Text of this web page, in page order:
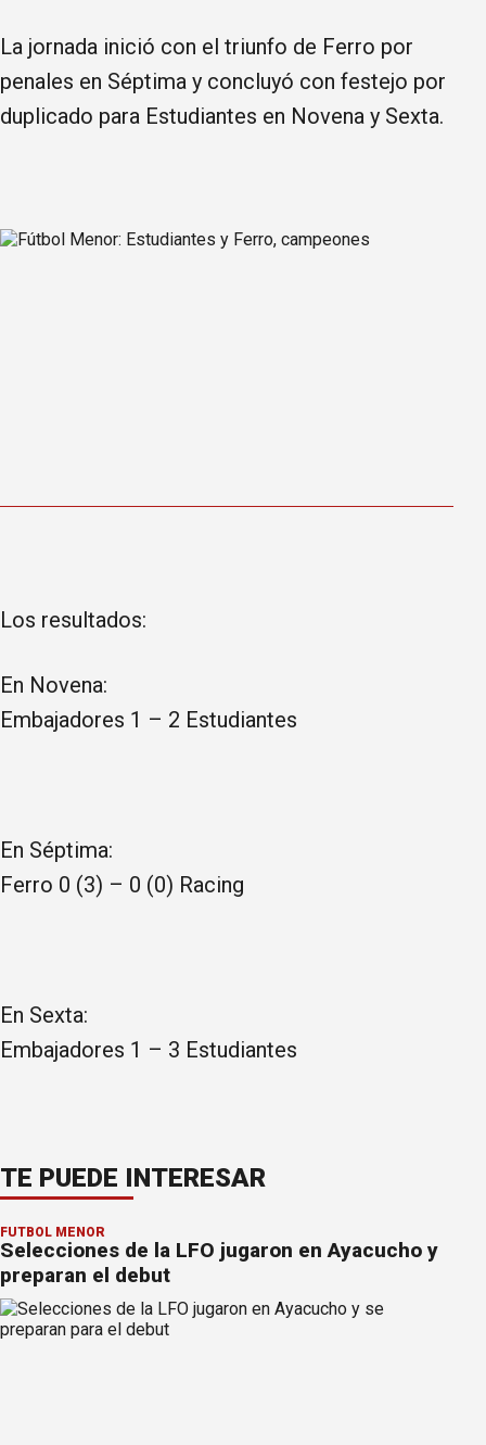
La jornada inició con el triunfo de Ferro por
penales en Séptima y concluyó con festejo por
duplicado para Estudiantes en Novena y Sexta.
Los resultados:
En Novena:
Embajadores 1 – 2 Estudiantes
En Séptima:
Ferro 0 (3) – 0 (0) Racing
En Sexta:
Embajadores 1 – 3 Estudiantes
TE PUEDE INTERESAR
FÚTBOL MENOR
Selecciones de la LFO jugaron en Ayacucho y
preparan el debut